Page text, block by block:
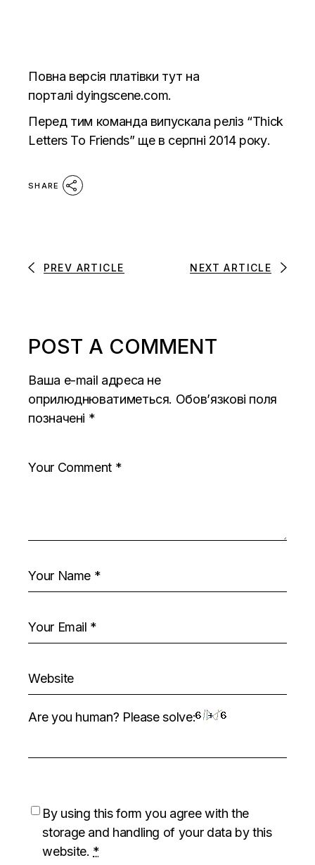
Повна версія платівки тут на
порталі dyingscene.com.
Перед тим команда випускала реліз “Thick
Letters To Friends” ще в серпні 2014 року.
SHARE
PREV ARTICLE NEXT ARTICLE
POST A COMMENT
Ваша e-mail адреса не
оприлюднюватиметься. Обов’язкові поля
позначені *
Are you human? Please solve:
By using this form you agree with the
storage and handling of your data by this
website. *